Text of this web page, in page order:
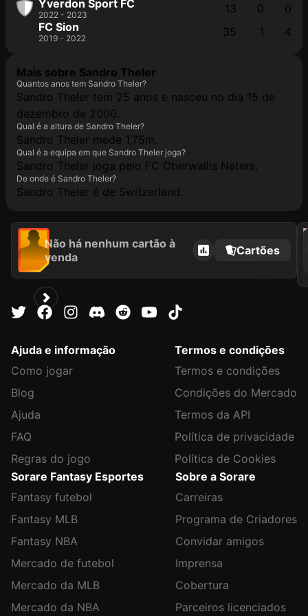
Yverdon Sport FC
2022 - 2023 13 0
0
FC Sion
2019 - 2022 35 1 4
Mais sobre Sandro Theler
Quantos anos tem Sandro Theler?
Sandro Theler tem 25 anos e nasceu no dia 15 de
dezembro de 2000.
Qual é a altura de Sandro Theler?
Sandro Theler mede 1,75m.
Qual é a equipa em que Sandro Theler joga?
Sandro Theler joga pelo FC Oberwallis Naters.
De onde é Sandro Theler?
Sandro Theler é de Switzerland.
Não há nenhum cartão à
venda
Cartões
2021
Ajuda e informação
Como jogar
Blog
Ajuda
FAQ
Regras do jogo
Termos e condições
Termos e condições
Condições do Mercado
Termos da API
Política de privacidade
Política de Cookies
Sorare Fantasy Esportes
Fantasy futebol
Fantasy MLB
Fantasy NBA
Mercado de futebol
Mercado da MLB
Mercado da NBA
Sobre a Sorare
Carreiras
Programa de Criadores
Convidar amigos
Imprensa
Cobertura
Parceiros licenciados